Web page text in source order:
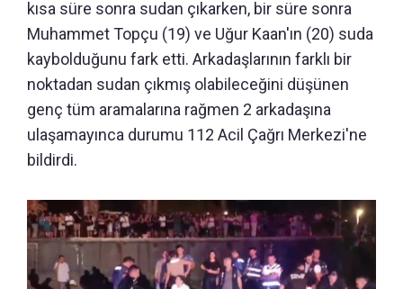
kısa süre sonra sudan çıkarken, bir süre sonra
Muhammet Topçu (19) ve Uğur Kaan'ın (20) suda
kaybolduğunu fark etti. Arkadaşlarının farklı bir
noktadan sudan çıkmış olabileceğini düşünen
genç tüm aramalarına rağmen 2 arkadaşına
ulaşamayınca durumu 112 Acil Çağrı Merkezi'ne
bildirdi.